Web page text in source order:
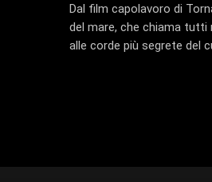
Dal film capolavoro di
del mare, che chiama tutti
alle corde più segrete del